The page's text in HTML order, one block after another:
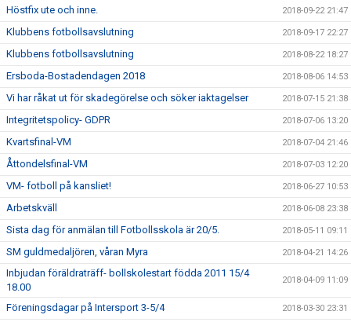
Höstfix ute och inne. 2018-09-22 21:47
Klubbens fotbollsavslutning 2018-09-17 22:27
Klubbens fotbollsavslutning 2018-08-22 18:27
Ersboda-Bostadendagen 2018 2018-08-06 14:53
Vi har råkat ut för skadegörelse och söker iaktagelser 2018-07-15 21:38
Integritetspolicy- GDPR 2018-07-06 13:20
Kvartsfinal-VM 2018-07-04 21:46
Åttondelsfinal-VM 2018-07-03 12:20
VM- fotboll på kansliet! 2018-06-27 10:53
Arbetskväll 2018-06-08 23:38
Sista dag för anmälan till Fotbollsskola är 20/5. 2018-05-11 09:11
SM guldmedaljören, våran Myra 2018-04-21 14:26
Inbjudan föräldraträff- bollskolestart födda 2011 15/4
18.00
2018-04-09 11:09
Föreningsdagar på Intersport 3-5/4 2018-03-30 23:31